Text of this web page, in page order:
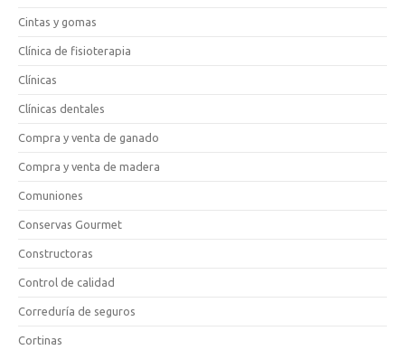
Cintas y gomas
Clínica de fisioterapia
Clínicas
Clínicas dentales
Compra y venta de ganado
Compra y venta de madera
Comuniones
Conservas Gourmet
Constructoras
Control de calidad
Correduría de seguros
Cortinas